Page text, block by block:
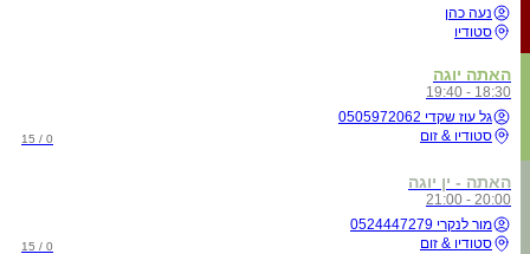
נעה כהן
סטודיו
האתה יוגה
18:30 - 19:40
גל עוז שקדי 0505972062
סטודיו & זום
0 / 15
האתה - ין יוגה
20:00 - 21:00
מור לנקרי 0524447279
סטודיו & זום
0 / 15